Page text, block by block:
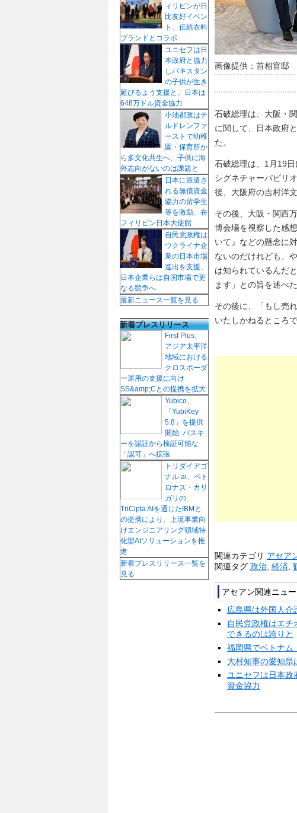
画像提供：首相官邸
石破総理は、大阪・
に関して、日本政府
た。
石破総理は、1月19
シグネチャーパビリ
後、大阪府の吉村洋
その後、大阪・関西
博会場を視察した感
いて』などの懸念に
ないのだけれども、
は知られているんだ
ます」との旨を述べた
その後に、「もし売
いたしかねるところ
関連カテゴリ アセア
関連タグ 政治 経済
アセアン関連ニュー
広島県は外国人介
自民党政権はエ
できるのは誇りと
福岡県でベトナム
大村知事の愛知県
ユニセフは日本政
資金協力
ィリピンが日
比友好イベン
ト、伝統衣料
ブランドとコラボ
ユニセフは日
本政府と協力
しパキスタン
の子供が生き
延びるよう支援と、日本は
648万ドル資金協力
小池都政はチ
ルドレンファ
ーストで幼稚
園・保育所か
ら多文化共生へ、子供に海
外志向がないのは課題と
日本に派遣さ
れる無償資金
協力の留学生
等を激励、在
フィリピン日本大使館
自民党政権は
ウクライナ企
業の日本市場
進出を支援、
日本企業らは自国市場で更
なる競争へ
最新ニュース一覧を見る
新着プレスリリース
First Plus、
アジア太平洋
地域における
クロスボーダ
ー運用の支援に向け
SS&amp;Cとの提携を拡大
Yubico、
「YubiKey
5.8」を提供
開始 パスキ
ーを認証から検証可能な
「認可」へ拡張
トリダイアゴ
ナル.ai、ペト
ロナス・カリ
ガリの
TriCipta AIを通じたIBMと
の提携により、上流事業向
けエンジニアリング領域特
化型AIソリューションを推
進
新着プレスリリース一覧を
見る